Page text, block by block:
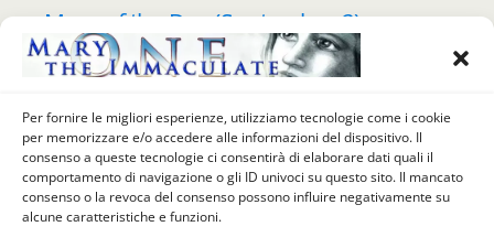
Per fornire le migliori esperienze, utilizziamo tecnologie come i cookie
per memorizzare e/o accedere alle informazioni del dispositivo. Il
consenso a queste tecnologie ci consentirà di elaborare dati quali il
comportamento di navigazione o gli ID univoci su questo sito. Il mancato
consenso o la revoca del consenso possono influire negativamente su
alcune caratteristiche e funzioni.
Mary of the Day (September 2)
– Our Lady of the Mountain
(Madonna della Montagna),
Polsi di San Luca, Reggio
Calabria, Calabria, Italy